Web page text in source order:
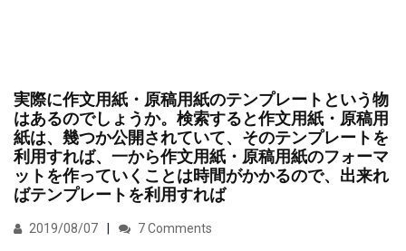
実際に作文用紙・原稿用紙のテンプレートという物
はあるのでしょうか。検索すると作文用紙・原稿用
紙は、幾つか公開されていて、そのテンプレートを
利用すれば、一から作文用紙・原稿用紙のフォーマ
ットを作っていくことは時間がかかるので、出来れ
ばテンプレートを利用すれば
2019/08/07 7 Comments